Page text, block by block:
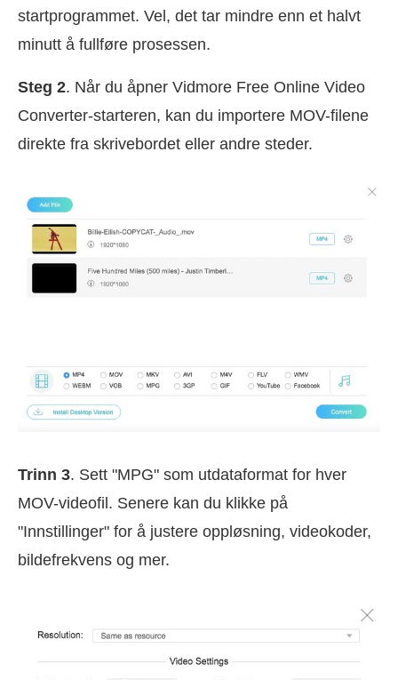
startprogrammet. Vel, det tar mindre enn et halvt
minutt å fullføre prosessen.
Steg 2. Når du åpner Vidmore Free Online Video
Converter-starteren, kan du importere MOV-filene
direkte fra skrivebordet eller andre steder.
Trinn 3. Sett "MPG" som utdataformat for hver
MOV-videofil. Senere kan du klikke på
"Innstillinger" for å justere oppløsning, videokoder,
bildefrekvens og mer.